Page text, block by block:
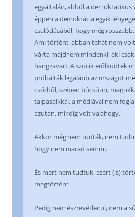
egyáltalán, abból a demokratikus
éppen a demokrácia egyik
csalódásából, hogy még
Ami történt, abban tehát nem
várta majdnem mindenki, aki
hangzavart. A szocik erőlködtek
próbálták legalább az országot
csődtől, szépen búcsúzni;
talpasaikkal, a médiával nem
azután, mindig volt valahogy.
Akkor még nem tudták, nem
hogy nem marad semmi.
És mert nem tudtuk, ezért (is)
megtörtént.
Pedig nem észrevétlenül, nem a